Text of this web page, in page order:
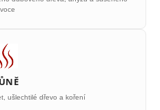
ušlechtilé dřevo a koření